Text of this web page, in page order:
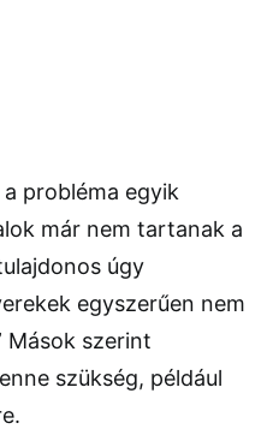
probléma egyik
már nem tartanak a
úgy
egyszerűen nem
Mások szerint
szükség, például